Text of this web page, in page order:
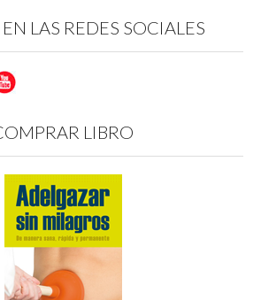
LAS REDES SOCIALES
LIBRO